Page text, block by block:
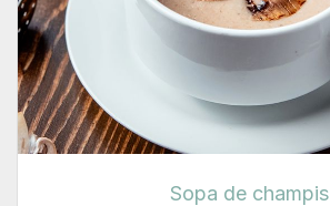
Sopa de champis